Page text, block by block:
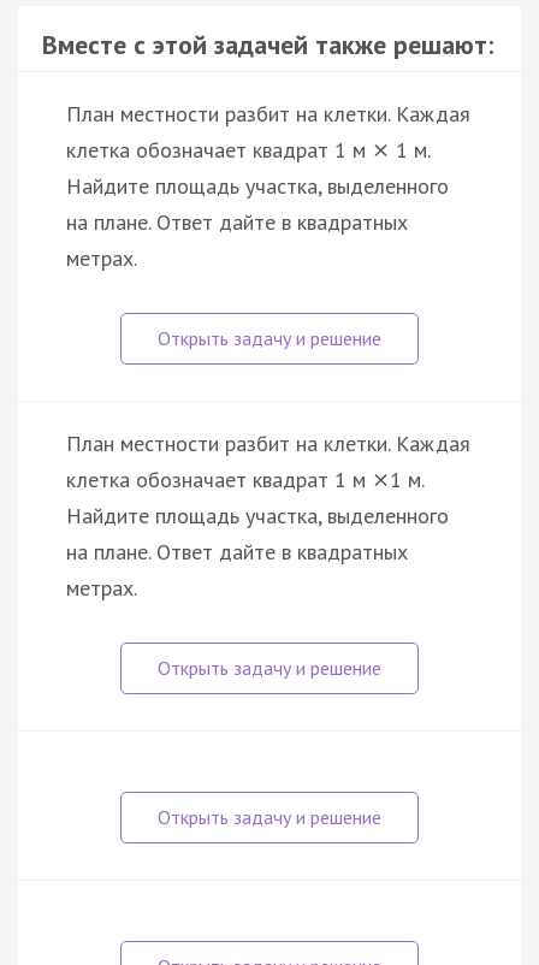
Вместе с этой задачей также решают:
План местности разбит на клетки. Каждая
клетка обозначает квадрат 1 м × 1 м.
Найдите площадь участка, выделенного
на плане. Ответ дайте в квадратных
метрах.
План местности разбит на клетки. Каждая
клетка обозначает квадрат 1 м ×1 м.
Найдите площадь участка, выделенного
на плане. Ответ дайте в квадратных
метрах.